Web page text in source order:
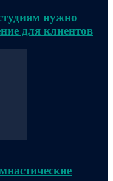
нужно
для клиентов